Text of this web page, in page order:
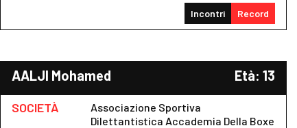
Incontri Record
AALJI Mohamed Età: 13
SOCIETÀ
Associazione Sportiva
Dilettantistica Accademia Della Boxe